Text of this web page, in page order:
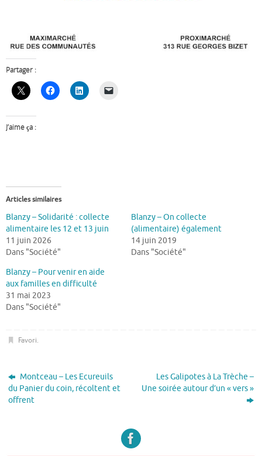
Partager :
J’aime ça :
Articles similaires
Blanzy – Solidarité : collecte
alimentaire les 12 et 13 juin
11 juin 2026
Dans "Société"
Blanzy – On collecte
(alimentaire) également
14 juin 2019
Dans "Société"
Blanzy – Pour venir en aide
aux familles en difficulté
31 mai 2023
Dans "Société"
Favori.
Montceau – Les Ecureuils
du Panier du coin, récoltent et
offrent
Les Galipotes à La Trèche –
Une soirée autour d’un « vers »